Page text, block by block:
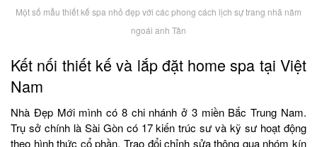
Một số mẫu thiết kế spa nhỏ đẹp với các phong cách lịch sự trang nhã năm
ngoái anh Tân
Kết nối thiết kế và lắp đặt home spa tại Việt
Nam
Nhà Đẹp Mới mình có 8 chi nhánh ở 3 miền Bắc Trung Nam.
Trụ sở chính là Sài Gòn có 17 kiến trúc sư và kỹ sư hoạt động
theo hình thức cổ phần. Trao đổi chỉnh sửa thông qua nhóm kín